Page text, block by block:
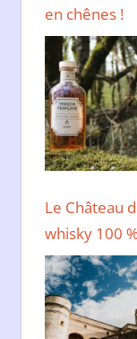
en chênes !
Le Château
whisky 100